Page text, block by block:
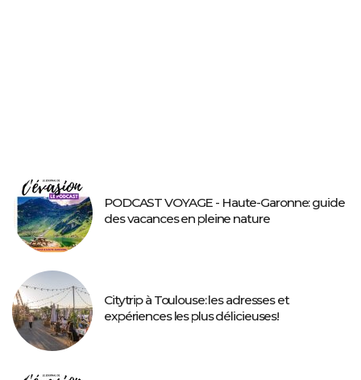
PODCAST VOYAGE - Haute-Garonne: guide
des vacances en pleine nature
Citytrip à Toulouse: les adresses et
expériences les plus délicieuses!